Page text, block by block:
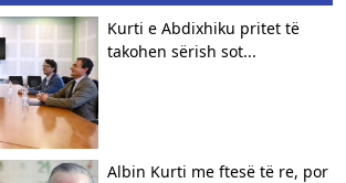
Kurti e Abdixhiku pritet të
takohen sërish sot...
Albin Kurti me ftesë të re, por